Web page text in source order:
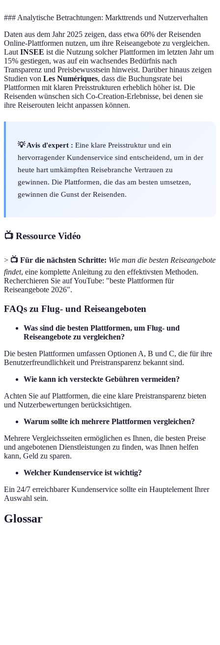
### Analytische Betrachtungen: Markttrends und Nutzerverhalten
Daten aus dem Jahr 2025 zeigen, dass etwa 60% der Reisenden
Online-Plattformen nutzen, um ihre Reiseangebote zu vergleichen.
Laut INSEE ist die Nutzung solcher Plattformen im letzten Jahr um
15% gestiegen, was auf ein wachsendes Bedürfnis nach
Transparenz und Preisbewusstsein hinweist. Darüber hinaus zeigen
Studien von Les Numériques, dass die Buchungsrate bei
Plattformen mit klaren Preisstrukturen erheblich höher ist. Die
Reisenden wünschen sich Co-Creation-Erlebnisse, bei denen sie
ihre Reiserouten leicht anpassen können.
💡 Avis d'expert : Eine klare Preisstruktur und ein
hervorragender Kundenservice sind entscheidend, um in der
heute hart umkämpften Reisebranche Vertrauen zu
gewinnen. Die Plattformen, die das am besten umsetzen,
gewinnen die Gunst der Reisenden.
📺 Ressource Vidéo
> 📺 Für die nächsten Schritte: Wie man die besten Reiseangebote
findet, eine komplette Anleitung zu den effektivsten Methoden.
Recherchieren Sie auf YouTube: "beste Plattformen für
Reiseangebote 2026".
FAQs zu Flug- und Reiseangeboten
Was sind die besten Plattformen, um Flug- und
Reiseangebote zu vergleichen?
Die besten Plattformen umfassen Optionen A, B und C, die für ihre
Benutzerfreundlichkeit und Preistransparenz bekannt sind.
Wie kann ich versteckte Gebühren vermeiden?
Achten Sie auf Plattformen, die eine klare Preistransparenz bieten
und Nutzerbewertungen berücksichtigen.
Warum sollte ich mehrere Plattformen vergleichen?
Mehrere Vergleichsseiten ermöglichen es Ihnen, die besten Preise
und angebotenen Dienstleistungen zu finden, was Ihnen helfen
kann, Geld zu sparen.
Welcher Kundenservice ist wichtig?
Ein 24/7 erreichbarer Kundenservice sollte ein Hauptelement Ihrer
Auswahl sein.
Glossar